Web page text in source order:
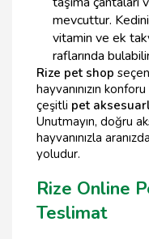
mevcuttur.
vitamin ve ek
raflarında
Rize pet shop
hayvanınızın
çeşitli pet
Unutmayın, doğru
hayvanınızla
yoludur.
Rize Online
Teslimat